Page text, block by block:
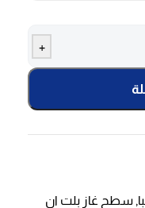
+
, سطح غاز بلت ان